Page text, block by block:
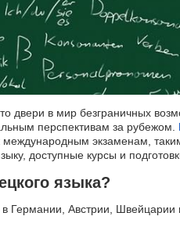
двери в мир безграничных
перспективам за рубежом.
международным экзаменам,
доступные курсы и
языка?
Германии, Австрии, Швейцарии